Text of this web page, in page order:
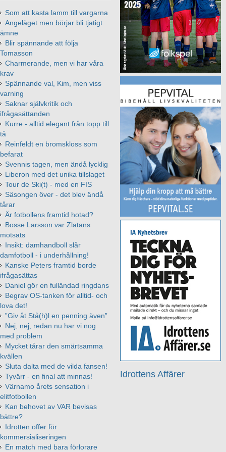
Idrottens Affärer
Som att kasta lamm till vargarna
Angeläget men börjar bli tjatigt
ämne
Blir spännande att följa
Tomasson
Charmerande, men vi har våra
krav
Spännande val, Kim, men viss
varning
Saknar självkritik och
ifrågasättanden
Kurre - alltid elegant från topp till
tå
Reinfeldt en bromskloss som
befarat
Svennis tagen, men ändå lycklig
Liberon med det unika tillslaget
Tour de Ski(t) - med en FIS
Säsongen över - det blev ändå
tårar
Är fotbollens framtid hotad?
Bosse Larsson var Zlatans
motsats
Insikt: damhandboll slår
damfotboll - i underhållning!
Kanske Peters framtid borde
ifrågasättas
Daniel gör en fulländad ringdans
Begrav OS-tanken för alltid- och
lova det!
”Giv åt Stå(h)l en penning även”
Nej, nej, redan nu har vi nog
med problem
Mycket tårar den smärtsamma
kvällen
Sluta dalta med de vilda fansen!
Tyvärr - en final att minnas!
Värnamo årets sensation i
elitfotbollen
Kan behovet av VAR bevisas
bättre?
Idrotten offer för
kommersialiseringen
En match med bara förlorare